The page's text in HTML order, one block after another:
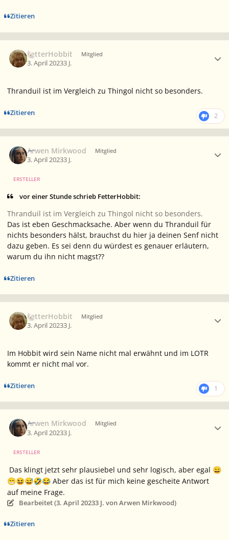
Zitieren
FetterHobbit Mitglied
3. April 20233 J.
Thranduil ist im Vergleich zu Thingol nicht so besonders.
Zitieren 2
Arwen Mirkwood Mitglied
3. April 20233 J.
ERSTELLER
vor einer Stunde schrieb FetterHobbit:
Thranduil ist im Vergleich zu Thingol nicht so besonders.
Das ist eben Geschmacksache. Aber wenn du Thranduil für
nichts besonders hälst, brauchst du hier ja deinen Senf nicht
dazu geben. Es sei denn du würdest es genauer erläutern,
warum du ihn nicht magst??
Zitieren
FetterHobbit Mitglied
3. April 20233 J.
Im Hobbit wird sein Name nicht mal erwähnt und im LOTR
kommt er nicht mal vor.
Zitieren 1
Arwen Mirkwood Mitglied
3. April 20233 J.
ERSTELLER
Das klingt jetzt sehr plausiebel und sehr logisch, aber egal 😄
😁😆😅🤣😂 Aber das ist für mich keine gescheite Antwort
auf meine Frage.
Bearbeitet (3. April 20233 J. von Arwen Mirkwood)
Zitieren